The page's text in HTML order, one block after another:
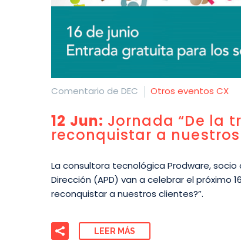
Comentario de DEC Otros eventos CX
12 Jun: Jornada “De la
reconquistar a
La consultora tecnológica Prodware, socio
Dirección (APD) van a celebrar el próximo
reconquistar a nuestros clientes?”.
LEER MÁS